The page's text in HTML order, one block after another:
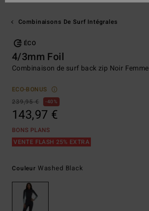
Combinaisons De Surf Intégrales
ÉCO
4/3mm Foil
Combinaison de surf back zip Noir Femme
ECO-BONUS
239,95 €
40%
143,97 €
BONS PLANS
VENTE FLASH 25% EXTRA
Couleur Washed Black